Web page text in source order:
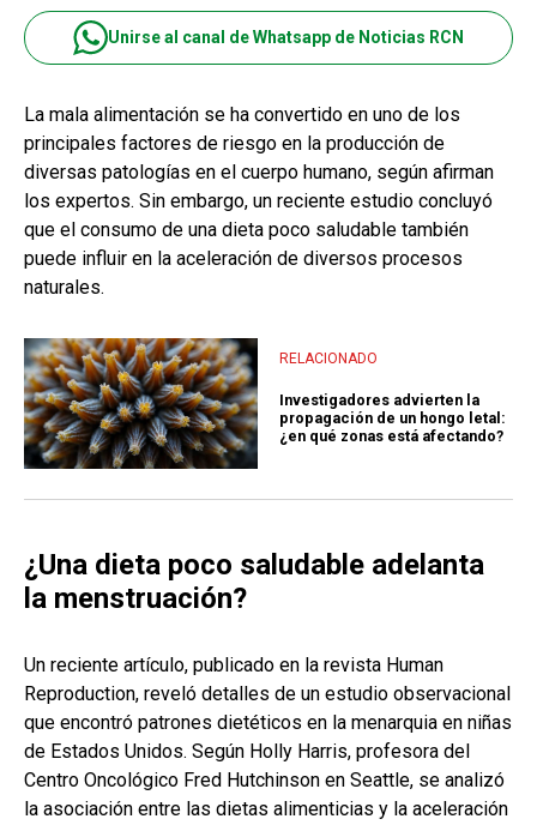
Unirse al canal de Whatsapp de Noticias RCN
La mala alimentación se ha convertido en uno de los
principales factores de riesgo en la producción de
diversas patologías en el cuerpo humano, según afirman
los expertos. Sin embargo, un reciente estudio concluyó
que el consumo de una dieta poco saludable también
puede influir en la aceleración de diversos procesos
naturales.
RELACIONADO
Investigadores advierten la
propagación de un hongo letal:
¿en qué zonas está afectando?
¿Una dieta poco saludable adelanta
la menstruación?
Un reciente artículo, publicado en la revista Human
Reproduction, reveló detalles de un estudio observacional
que encontró patrones dietéticos en la menarquia en niñas
de Estados Unidos. Según Holly Harris, profesora del
Centro Oncológico Fred Hutchinson en Seattle, se analizó
la asociación entre las dietas alimenticias y la aceleración